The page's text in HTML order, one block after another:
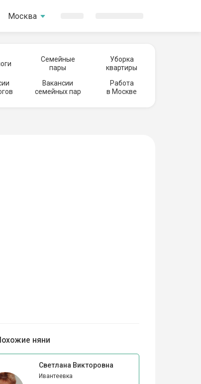
Москва
Семейные
пары
Уборка
квартиры
Вакансии
семейных пар
Работа
в Москве
няни
Светлана Викторовна
Ивантеевка